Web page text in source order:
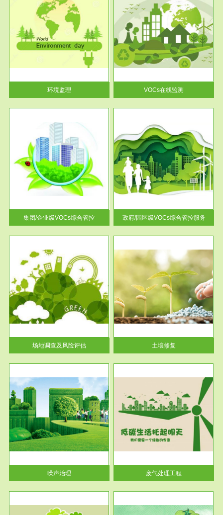
环境监理
服务范围
VOCs在线监测
根据《重点区域大气污染防
治“十二五”规划》有机废气净化
率达...
VOCs在线监测
集团/企业级VOCs综合管控
服务范围
政府/园区级VOCs综合管控服务
根据《石化行业挥发性有机物综
合整治方案》文件要求，到2017
年，全...
政府/园区级VOCs综合管控服务
场地调查及风险评估
服务范围
土壤修复
土壤修复
噪声治理
服务范围
废气处理工程
废气处理工程